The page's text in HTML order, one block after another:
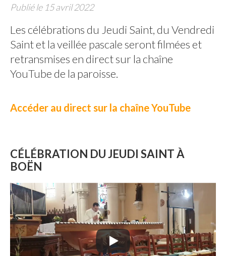
Publié le 15 avril 2022
Les célébrations du Jeudi Saint, du Vendredi
Saint et la veillée pascale seront filmées et
retransmises en direct sur la chaîne
YouTube de la paroisse.
Accéder au direct sur la chaîne YouTube
CÉLÉBRATION DU JEUDI SAINT À
BOËN